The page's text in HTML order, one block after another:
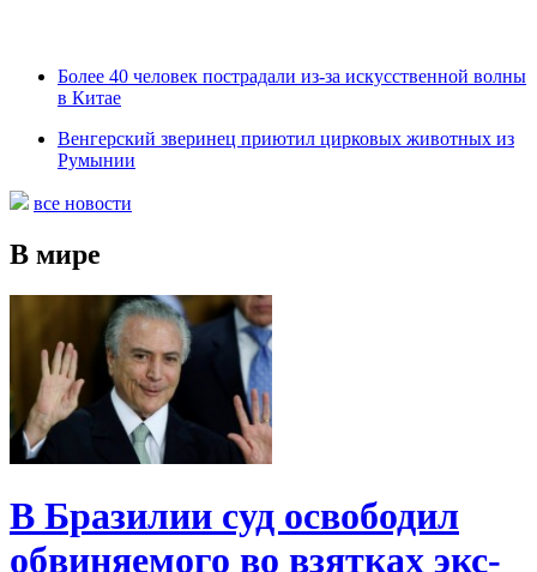
Более 40 человек пострадали из-за искусственной волны
в Китае
Венгерский зверинец приютил цирковых животных из
Румынии
все новости
В мире
В Бразилии суд освободил
обвиняемого во взятках экс-